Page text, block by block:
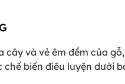
và vẻ êm đềm của
biến điêu luyện dưới